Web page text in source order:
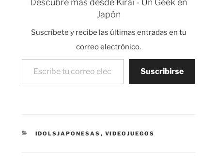
pantalla 3D!
similar a la que utiliza
Descubre más desde Kirai - Un Geek en
Japón
Suscríbete y recibe las últimas entradas en tu
correo electrónico.
Escribe tu correo electrónico…
Suscribirse
CATEGORÍAS
IDOLSJAPONESAS , VIDEOJUEGOS